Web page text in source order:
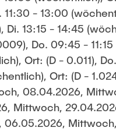
11:30 - 13:00
Di. 13:15 - 14:45
Do. 09:45 - 11:15
Ort: (D - 0.011),
Ort: (D -
08.04.2026,
Mittwoch,
06.05.2026, Mittwoch,